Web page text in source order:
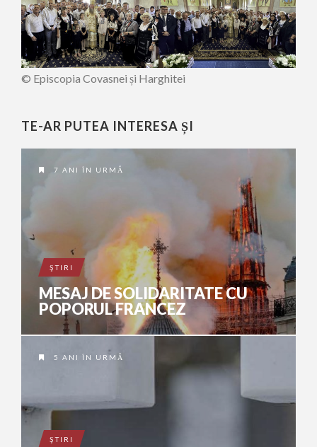
© Episcopia Covasnei și Harghitei
TE-AR PUTEA INTERESA ȘI
7 ANI ÎN URMĂ
ŞTIRI
MESAJ DE SOLIDARITATE CU
POPORUL FRANCEZ
5 ANI ÎN URMĂ
ŞTIRI